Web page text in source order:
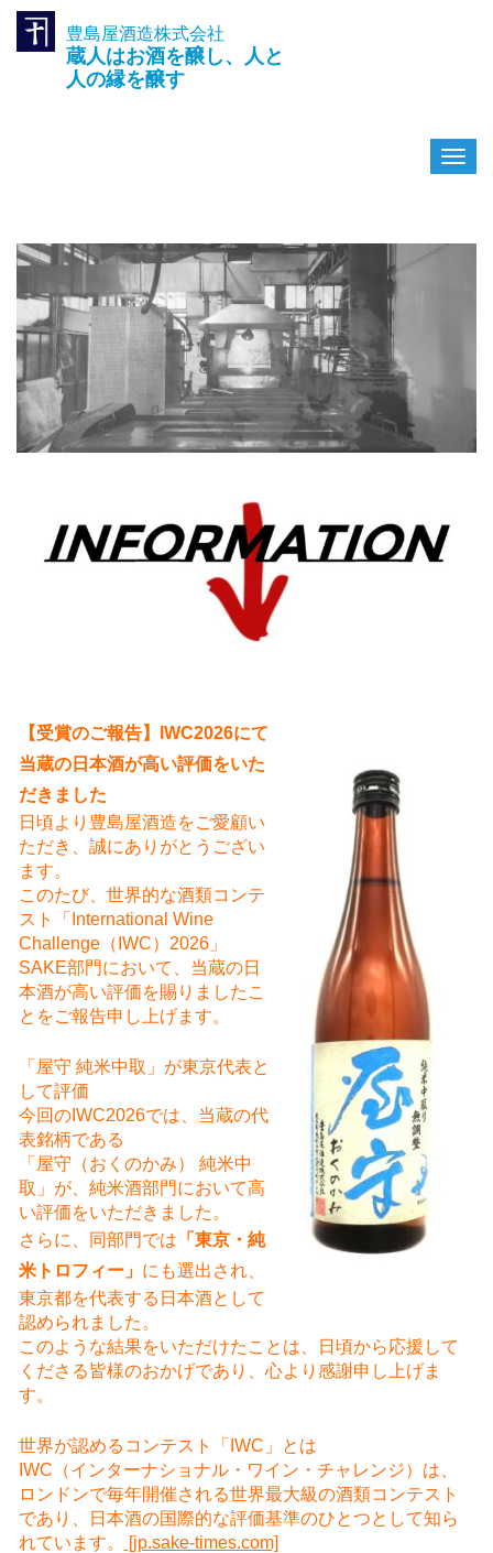
豊島屋酒造株式会社
蔵人はお酒を醸し、人と
人の縁を醸す
ナ
【受賞のご報告】IWC2026にて
当蔵の日本酒が高い評価をいた
だきました
日頃より豊島屋酒造をご愛顧い
ただき、誠にありがとうござい
ます。
このたび、世界的な酒類コンテ
スト「International Wine
Challenge（IWC）2026」
SAKE部門において、当蔵の日
本酒が高い評価を賜りましたこ
とをご報告申し上げます。
「屋守 純米中取」が東京代表と
して評価
今回のIWC2026では、当蔵の代
表銘柄である
「屋守（おくのかみ） 純米中
取」が、純米酒部門において高
い評価をいただきました。
さらに、同部門では 「東京・純
米トロフィー」 にも選出され、
東京都を代表する日本酒として
認められました。
このような結果をいただけたことは、日頃から応援して
くださる皆様のおかげであり、心より感謝申し上げま
す。
世界が認めるコンテスト「IWC」とは
IWC（インターナショナル・ワイン・チャレンジ）は、
ロンドンで毎年開催される世界最大級の酒類コンテスト
であり、日本酒の国際的な評価基準のひとつとして知ら
れています。
[jp.sake-times.com]